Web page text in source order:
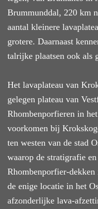
Brummunddal, 220 km
aantal kleinere
grotere. Daarnaast
talrijke plaatsen ook als
Het lavaplateau van
gelegen plateau van
Rhombenporfieren in
voorkomen bij
ten westen van de stad
waarop de stratigrafie
Rhombenporfier-dekken
de enige locatie in het
afzonderlijke lava-